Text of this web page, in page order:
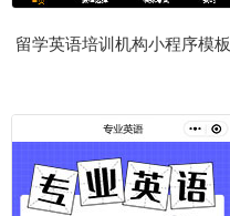
留学英语培训机构小程序模板